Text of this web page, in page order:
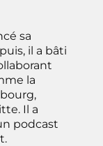
sa
il a bâti
la
Il a
podcast